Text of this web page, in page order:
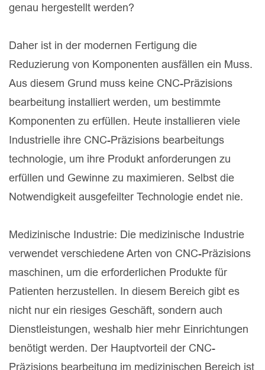
genau hergestellt werden?
Daher ist in der modernen Fertigung die
Reduzierung von Komponenten ausfällen ein Muss.
Aus diesem Grund muss keine CNC-Präzisions
bearbeitung installiert werden, um bestimmte
Komponenten zu erfüllen. Heute installieren viele
Industrielle ihre CNC-Präzisions bearbeitungs
technologie, um ihre Produkt anforderungen zu
erfüllen und Gewinne zu maximieren. Selbst die
Notwendigkeit ausgefeilter Technologie endet nie.
Medizinische Industrie: Die medizinische Industrie
verwendet verschiedene Arten von CNC-Präzisions
maschinen, um die erforderlichen Produkte für
Patienten herzustellen. In diesem Bereich gibt es
nicht nur ein riesiges Geschäft, sondern auch
Dienstleistungen, weshalb hier mehr Einrichtungen
benötigt werden. Der Hauptvorteil der CNC-
Präzisions bearbeitung im medizinischen Bereich ist